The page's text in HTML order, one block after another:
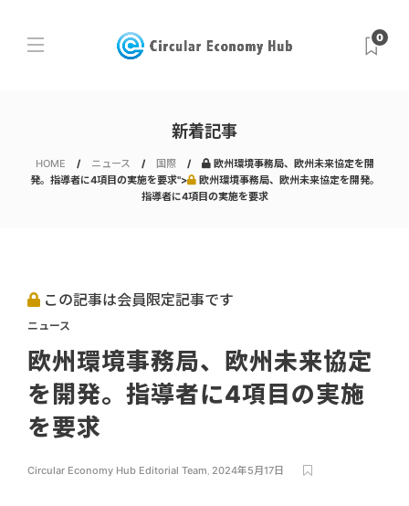
0
新着記事
HOME ニュース 国際
欧州環境事務局、欧州未来協定を開
発。指導者に4項目の実施を要求">
欧州環境事務局、欧州未来協定を開発。
指導者に4項目の実施を要求
この記事は会員限定記事です
ニュース
欧州環境事務局、欧州未来協定
を開発。指導者に4項目の実施
を要求
Circular Economy Hub Editorial Team, 2024年5月17日